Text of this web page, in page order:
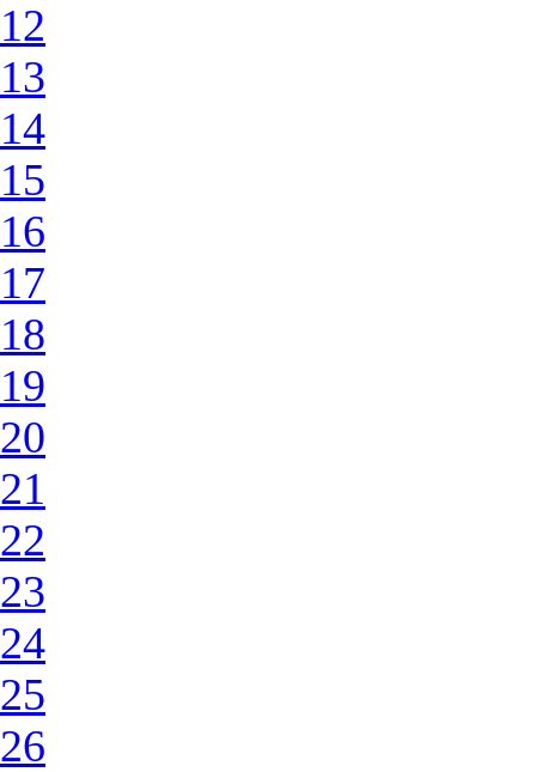
12
13
14
15
16
17
18
19
20
21
22
23
24
25
26